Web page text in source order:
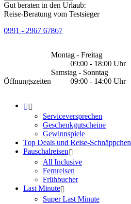
Gut beraten in den Urlaub:
Reise-Beratung vom Testsieger
0991 - 2967 67867
Öffnungszeiten
Montag - Freitag
09:00 - 18:00 Uhr
Samstag - Sonntag
09:00 - 14:00 Uhr
Serviceversprechen
Geschenkgutscheine
Gewinnspiele
Top Deals und Reise-Schnäppchen
Pauschalreisen
All Inclusive
Fernreisen
Frühbucher
Last Minute
Super Last Minute